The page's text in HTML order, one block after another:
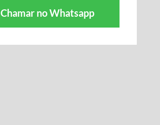
Chamar no Whatsapp